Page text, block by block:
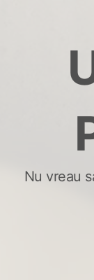
Nu vreau